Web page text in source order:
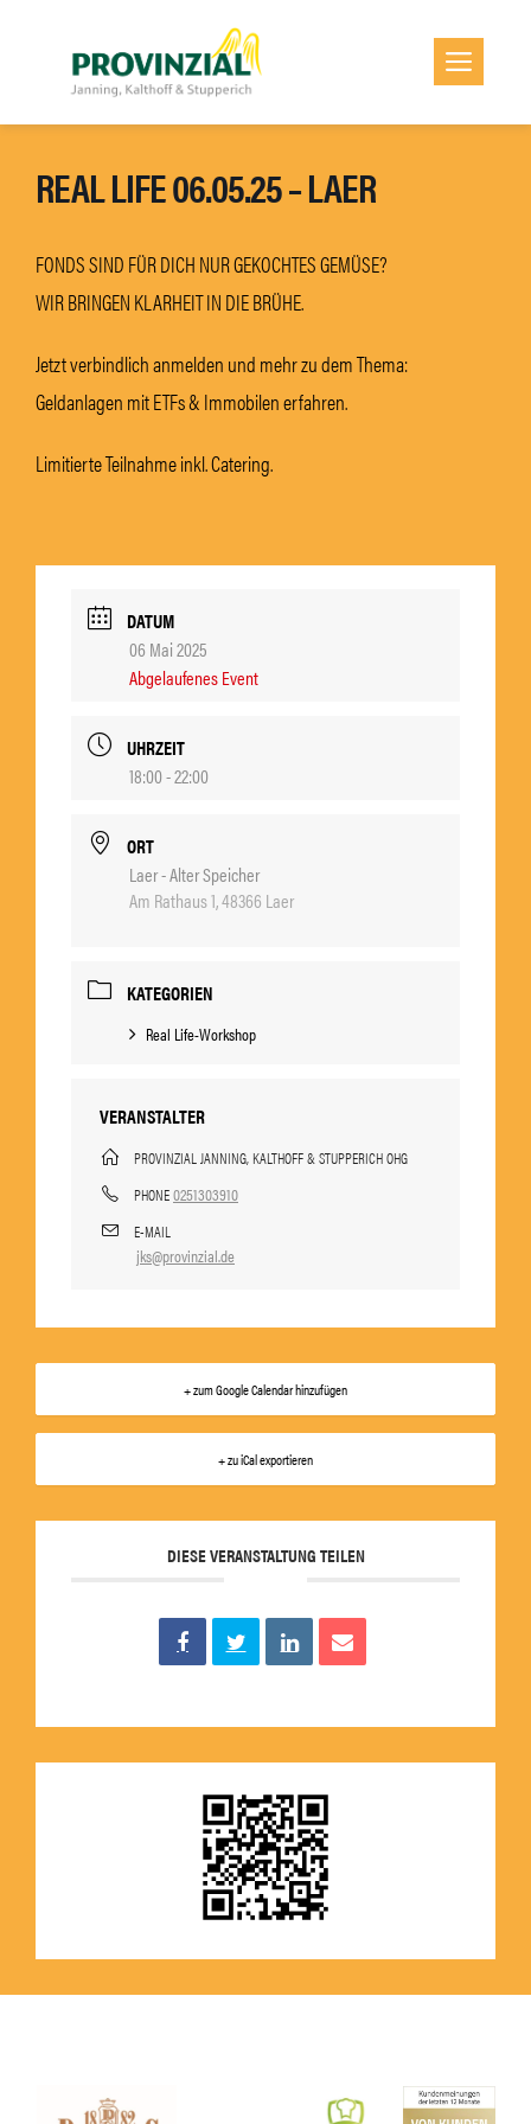
REAL LIFE 06.05.25 – LAER
FONDS SIND FÜR DICH NUR GEKOCHTES GEMÜSE?
WIR BRINGEN KLARHEIT IN DIE BRÜHE.
Jetzt verbindlich anmelden und mehr zu dem Thema:
Geldanlagen mit ETFs & Immobilen erfahren.
Limitierte Teilnahme inkl. Catering.
DATUM
06 Mai 2025
Abgelaufenes Event
UHRZEIT
18:00 - 22:00
ORT
Laer - Alter Speicher
Am Rathaus 1, 48366 Laer
KATEGORIEN
Real Life-Workshop
VERANSTALTER
PROVINZIAL JANNING, KALTHOFF & STUPPERICH OHG
PHONE0251303910
E-MAIL
jks@provinzial.de
+ zum Google Calendar hinzufügen
+ zu iCal exportieren
DIESE VERANSTALTUNG TEILEN